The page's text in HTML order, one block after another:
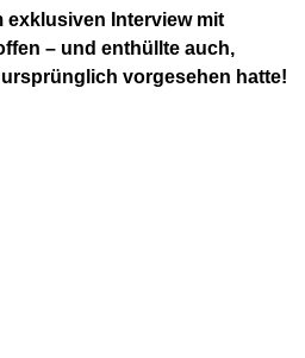
Interview mit
– und enthüllte auch,
vorgesehen hatte!